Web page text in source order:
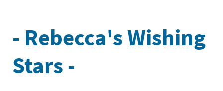
- Rebecca's Wishing
Stars -